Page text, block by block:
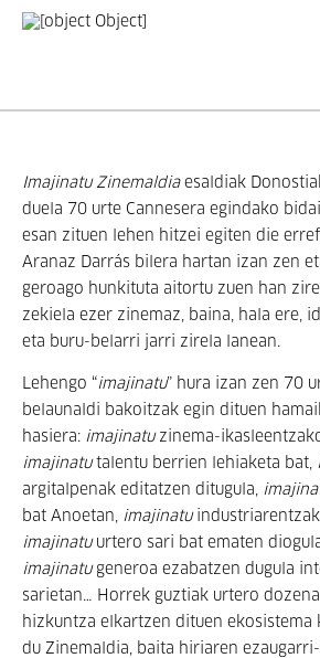
Imajinatu Zinemaldiaesaldiak
duela 70 urte Cannesera egindako
esan zituen lehen hitzei egiten die
Aranaz Darrás bilera hartan izan zen
geroago hunkituta aitortu zuen han
zekiela ezer zinemaz, baina, hala ere,
eta buru-belarri jarri zirela lanean.
Lehengo “imajinatu” hura izan zen 70
belaunaldi bakoitzak egin dituen
hasiera: imajinatuzinema-
imajinatutalentu berrien lehiaketa bat,
argitalpenak editatzen ditugula,
bat Anoetan, imajinatu
imajinatuurtero sari bat ematen
imajinatugeneroa ezabatzen dugula
sarietan… Horrek guztiak urtero
hizkuntza elkartzen dituen ekosistema
du Zinemaldia, baita hiriaren